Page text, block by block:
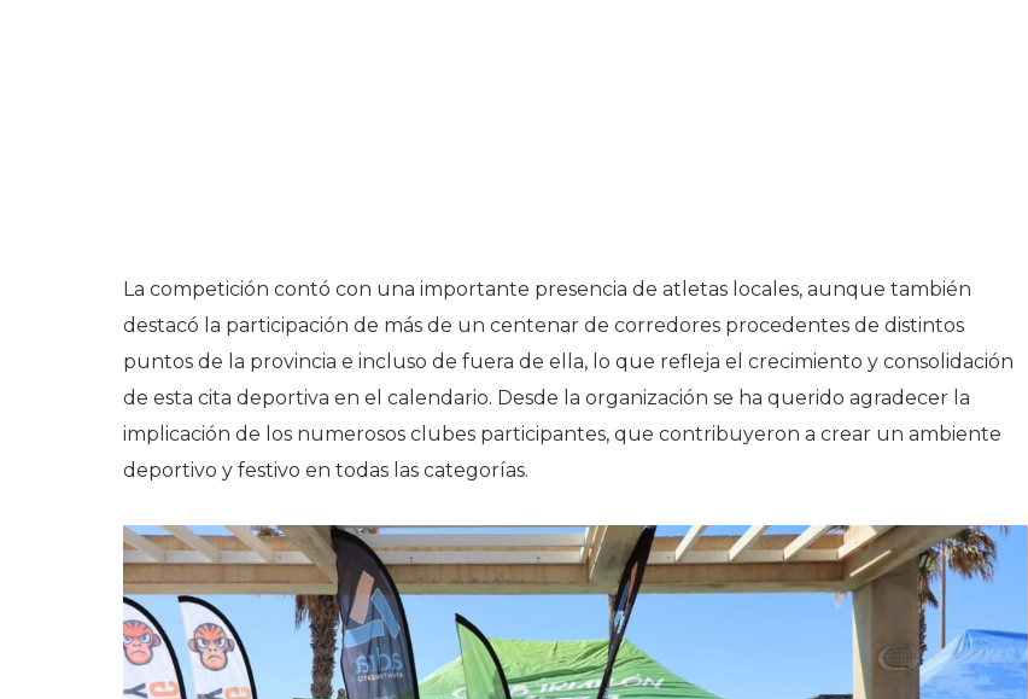
La competición contó con una importante presencia de atletas locales, aunque también
destacó la participación de más de un centenar de corredores procedentes de distintos
puntos de la provincia e incluso de fuera de ella, lo que refleja el crecimiento y consolidación
de esta cita deportiva en el calendario. Desde la organización se ha querido agradecer la
implicación de los numerosos clubes participantes, que contribuyeron a crear un ambiente
deportivo y festivo en todas las categorías.